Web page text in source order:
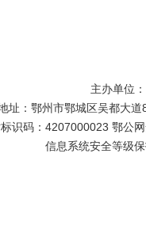
主办单位
址：鄂州市鄂城区吴都大
识码：4207000023 鄂公
信息系统安全等级